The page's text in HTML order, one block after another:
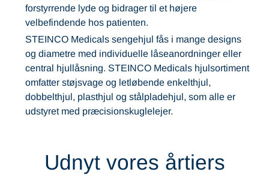
forstyrrende lyde og bidrager til et højere
velbefindende hos patienten.
STEINCO Medicals sengehjul fås i mange designs
og diametre med individuelle låseanordninger eller
central hjullåsning. STEINCO Medicals hjulsortiment
omfatter støjsvage og letløbende enkelthjul,
dobbelthjul, plasthjul og stålpladehjul, som alle er
udstyret med præcisionskuglelejer.
Udnyt vores årtiers